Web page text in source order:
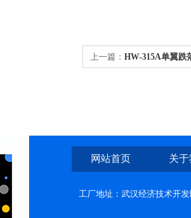
上一篇： HW-315A单翼跌
网站首页 关
工厂地址：武汉经济技术开